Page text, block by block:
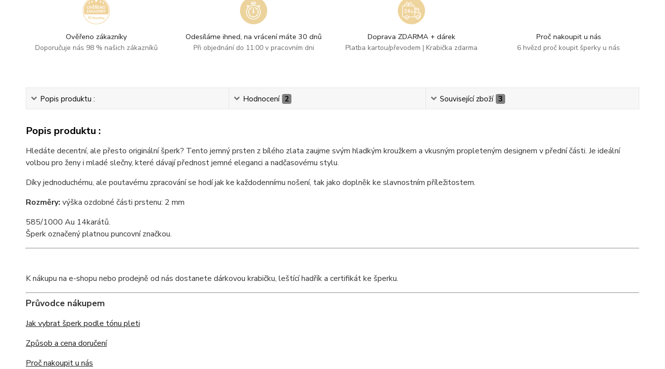
Ověřeno zákazníky
Doporučuje nás 98 % našich zákazníků
Odesíláme ihned, na vrácení máte 30 dnů
Při objednání do 11:00 v pracovním dni
Doprava ZDARMA + dárek
Platba kartou/převodem | Krabička zdarma
Proč nakoupit u nás
6 hvězd proč koupit šperky u nás
Popis produktu : Hodnocení 2 Související zboží 3
Popis produktu :
Hledáte decentní, ale přesto originální šperk? Tento jemný prsten z bílého zlata zaujme svým hladkým kroužkem a vkusným propleteným designem v přední části. Je ideální
volbou pro ženy i mladé slečny, které dávají přednost jemné eleganci a nadčasovému stylu.
Díky jednoduchému, ale poutavému zpracování se hodí jak ke každodennímu nošení, tak jako doplněk ke slavnostním příležitostem.
Rozměry: výška ozdobné části prstenu: 2 mm
585/1000 Au 14karátů.
Šperk označený platnou puncovní značkou.
K nákupu na e-shopu nebo prodejně od nás dostanete dárkovou krabičku, leštící hadřík a certifikát ke šperku.
Průvodce nákupem
Jak vybrat šperk podle tónu pleti
Způsob a cena doručení
Proč nakoupit u nás